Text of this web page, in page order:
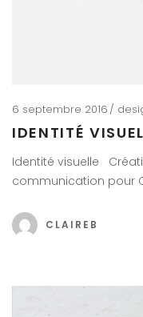
6 septembre 2016
IDENTITÉ
Identité visuelle
communication pour
CLAIREB